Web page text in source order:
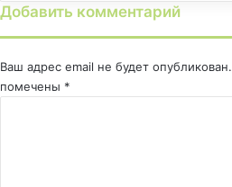
Добавить комментарий
Ваш адрес email не будет опубликован.
помечены *